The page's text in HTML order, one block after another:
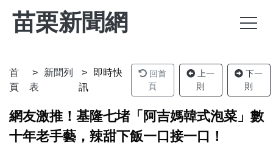
苗栗新聞網
首
頁
新聞列
表
即時快
訊
回首
頁
上一
則
下一
則
網友激推！基隆七堵「阿吉媽韓式泡菜」數
十年老手藝，辣甜下飯一口接一口！